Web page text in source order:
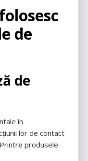
de
de
în
lor de contact
produsele